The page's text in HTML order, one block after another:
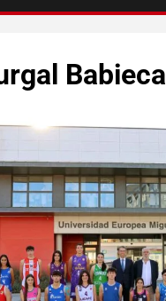
Babieca